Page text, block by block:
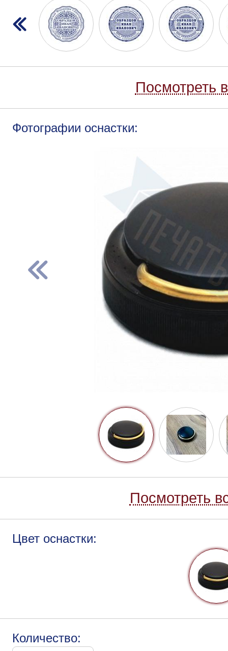
Посмотреть
Фотографии оснастки:
Посмотреть
Цвет оснастки:
Количество: